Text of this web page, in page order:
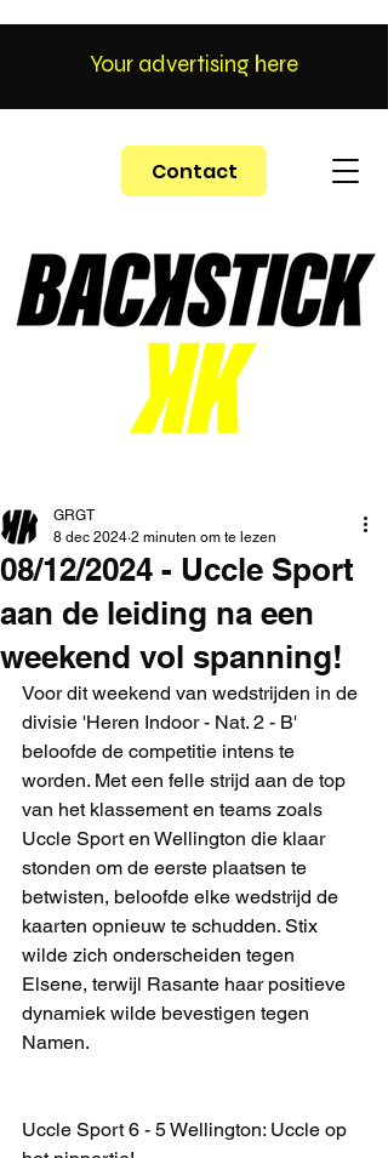
Contact
Your advertising here
08/12/2024 - Uccle Sport
aan de leiding na een
weekend vol spanning!
GRGT
8 dec 2024 2 minuten om te lezen
Voor dit weekend van wedstrijden in de
divisie 'Heren Indoor - Nat. 2 - B'
beloofde de competitie intens te
worden. Met een felle strijd aan de top
van het klassement en teams zoals
Uccle Sport en Wellington die klaar
stonden om de eerste plaatsen te
betwisten, beloofde elke wedstrijd de
kaarten opnieuw te schudden. Stix
wilde zich onderscheiden tegen
Elsene, terwijl Rasante haar positieve
dynamiek wilde bevestigen tegen
Namen.
Uccle Sport 6 - 5 Wellington: Uccle op